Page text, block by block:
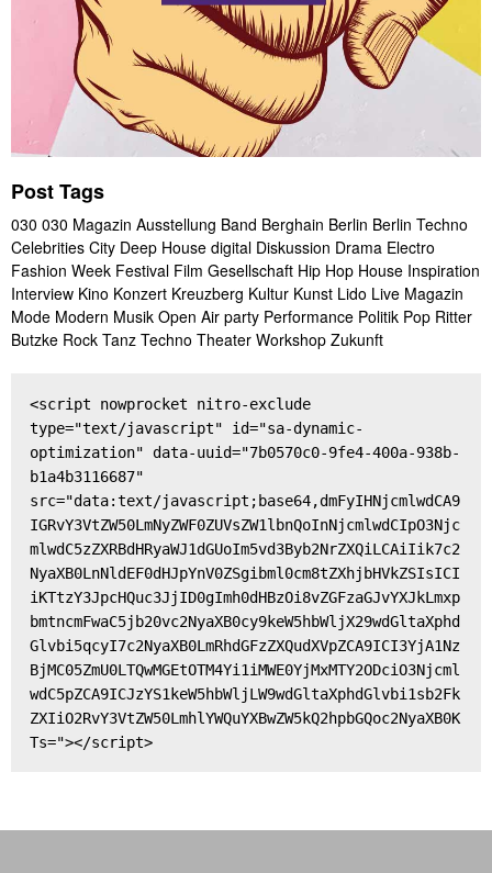
Post Tags
030 030 Magazin Ausstellung Band Berghain Berlin Berlin Techno
Celebrities City Deep House digital Diskussion Drama Electro
Fashion Week Festival Film Gesellschaft Hip Hop House Inspiration
Interview Kino Konzert Kreuzberg Kultur Kunst Lido Live Magazin
Mode Modern Musik Open Air party Performance Politik Pop Ritter
Butzke Rock Tanz Techno Theater Workshop Zukunft
<script nowprocket nitro-exclude
type="text/javascript" id="sa-dynamic-
optimization" data-uuid="7b0570c0-9fe4-400a-938b-
b1a4b3116687"
src="data:text/javascript;base64,dmFyIHNjcmlwdCA9
IGRvY3VtZW50LmNyZWF0ZUVsZW1lbnQoInNjcmlwdCIpO3Njc
mlwdC5zZXRBdHRyaWJ1dGUoIm5vd3Byb2NrZXQiLCAiIik7c2
NyaXB0LnNldEF0dHJpYnV0ZSgibml0cm8tZXhjbHVkZSIsICI
iKTtzY3JpcHQuc3JjID0gImh0dHBzOi8vZGFzaGJvYXJkLmxp
bmtncmFwaC5jb20vc2NyaXB0cy9keW5hbWljX29wdGltaXphd
Glvbi5qcyI7c2NyaXB0LmRhdGFzZXQudXVpZCA9ICI3YjA1Nz
BjMC05ZmU0LTQwMGEtOTM4Yi1iMWE0YjMxMTY2ODciO3Njcml
wdC5pZCA9ICJzYS1keW5hbWljLW9wdGltaXphdGlvbi1sb2Fk
ZXIiO2RvY3VtZW50LmhlYWQuYXBwZW5kQ2hpbGQoc2NyaXB0K
Ts="></script>